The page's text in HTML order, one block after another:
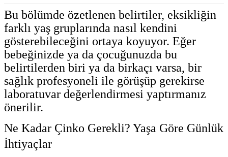
Bu bölümde özetlenen belirtiler, eksikliğin
farklı yaş gruplarında nasıl kendini
gösterebileceğini ortaya koyuyor. Eğer
bebeğinizde ya da çocuğunuzda bu
belirtilerden biri ya da birkaçı varsa, bir
sağlık profesyoneli ile görüşüp gerekirse
laboratuvar değerlendirmesi yaptırmanız
önerilir.
Ne Kadar Çinko Gerekli? Yaşa Göre Günlük
İhtiyaçlar